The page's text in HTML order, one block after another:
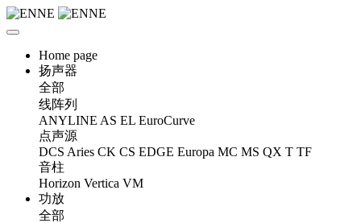
Home page
扬声器
全部
线阵列
ANYLINE AS EL EuroCurve
点声源
DCS Aries CK CS EDGE Europa MC MS QX T TF
音柱
Horizon Vertica VM
功放
全部